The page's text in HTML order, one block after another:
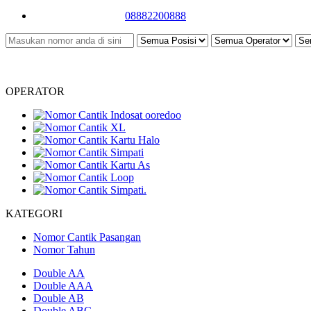
08882200888
OPERATOR
KATEGORI
Nomor Cantik Pasangan
Nomor Tahun
Double AA
Double AAA
Double AB